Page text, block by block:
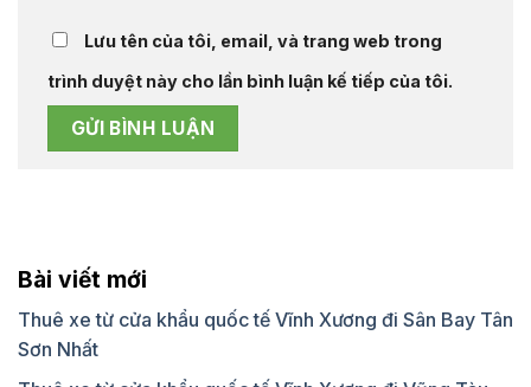
Lưu tên của tôi, email, và trang web trong
trình duyệt này cho lần bình luận kế tiếp của tôi.
Bài viết mới
Thuê xe từ cửa khẩu quốc tế Vĩnh Xương đi Sân Bay Tân
Sơn Nhất